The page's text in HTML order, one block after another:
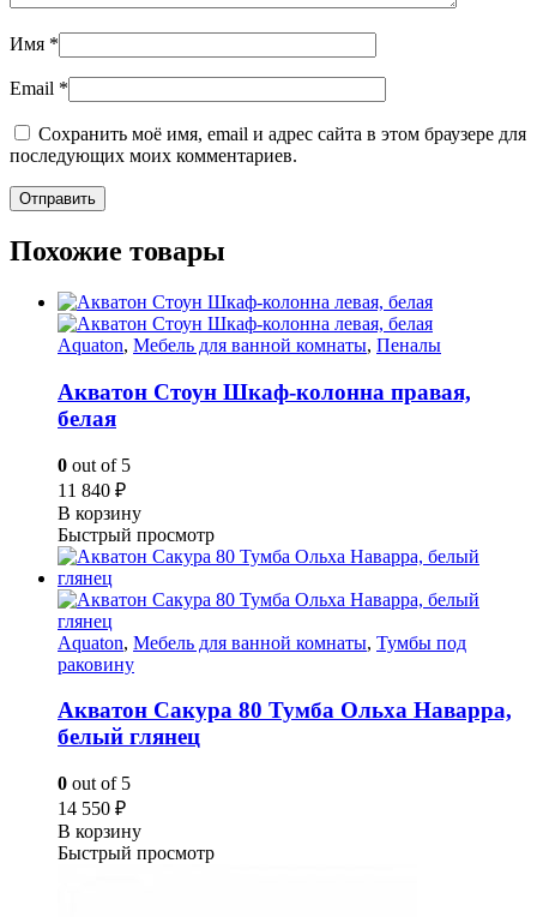
Имя *
Email *
Сохранить моё имя, email и адрес сайта в этом браузере для
последующих моих комментариев.
Похожие товары
Aquaton, Мебель для ванной комнаты, Пеналы
Акватон Стоун Шкаф-колонна правая,
белая
0 out of 5
11 840 ₽
В корзину
Быстрый просмотр
Aquaton, Мебель для ванной комнаты, Тумбы под
раковину
Акватон Сакура 80 Тумба Ольха Наварра,
белый глянец
0 out of 5
14 550 ₽
В корзину
Быстрый просмотр